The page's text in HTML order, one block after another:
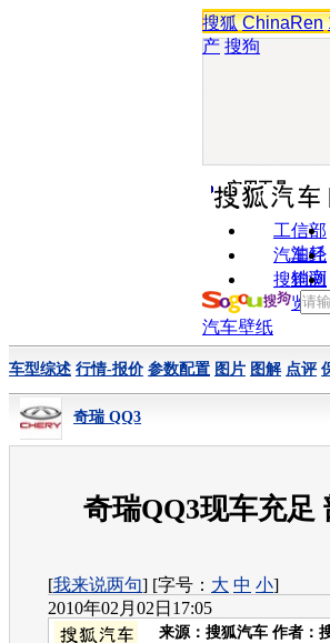
搜狐 ChinaRen
产 搜狗
实用工具
工信部
油耗
汽车经
销商
搜狗浏
览器
汽车壁纸
车型综述 行情-报价 参数配置 图片 图解 点评
奇瑞 QQ3
奇瑞QQ3现车充足
[我来说两句] [字号： 大 中 小]
2010年02月02日17:05
来源： 搜狐汽车 作者：